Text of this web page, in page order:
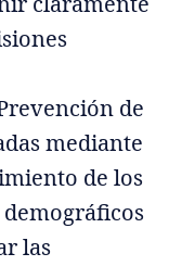
de
mediante
de los
las